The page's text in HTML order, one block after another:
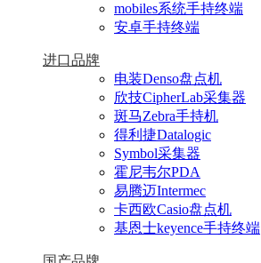
mobiles系统手持终端
安卓手持终端
进口品牌
电装Denso盘点机
欣技CipherLab采集器
斑马Zebra手持机
得利捷Datalogic
Symbol采集器
霍尼韦尔PDA
易腾迈Intermec
卡西欧Casio盘点机
基恩士keyence手持终端